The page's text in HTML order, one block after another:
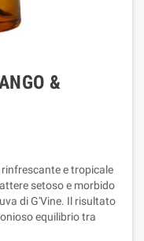
&
e tropicale
setoso e morbido
di G'Vine. Il risultato
equilibrio tra